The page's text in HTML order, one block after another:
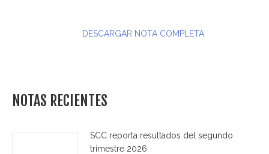
DESCARGAR NOTA COMPLETA
NOTAS RECIENTES
SCC reporta resultados del segundo
trimestre 2026